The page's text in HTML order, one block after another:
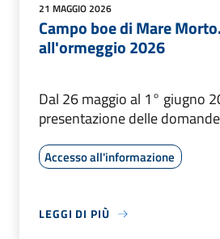
21 MAGGIO 2026
Campo boe di Mare
all'ormeggio 2026
Dal 26 maggio al 1° giugno
presentazione delle
Accesso all'informazione
LEGGI DI PIÙ